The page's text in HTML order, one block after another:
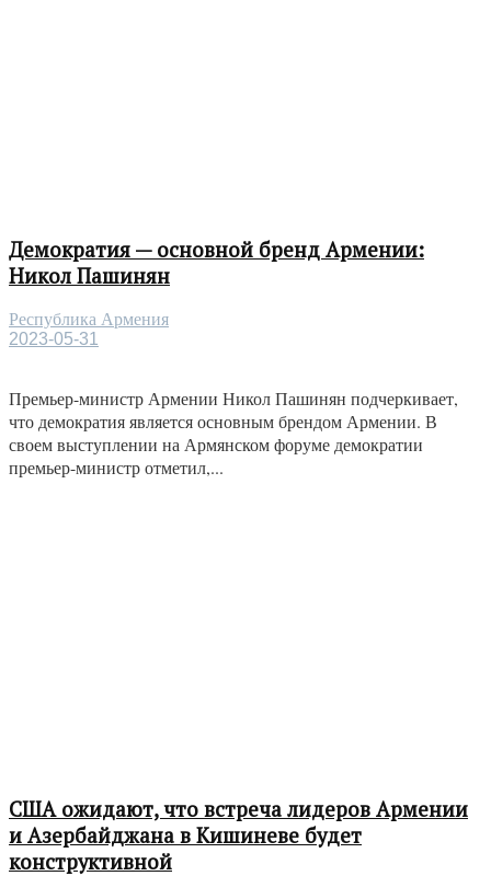
Демократия — основной бренд Армении:
Никол Пашинян
Республика Армения
2023-05-31
Премьер-министр Армении Никол Пашинян подчеркивает,
что демократия является основным брендом Армении. В
своем выступлении на Армянском форуме демократии
премьер-министр отметил,...
США ожидают, что встреча лидеров Армении
и Азербайджана в Кишиневе будет
конструктивной